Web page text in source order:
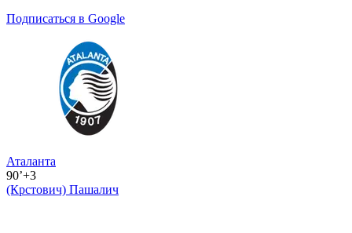
Подписаться в Google
Аталанта
90’+3
(Крстович) Пашалич